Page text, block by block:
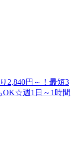
2,840円～！最短3
OK☆週1日～1時間